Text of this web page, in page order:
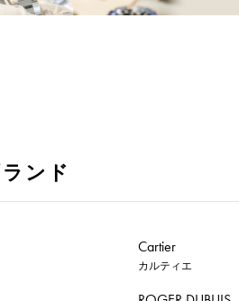
ンド
Cartier
カルティエ